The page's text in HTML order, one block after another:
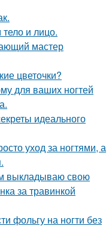
и лицо.
мастер
цветочки?
для ваших ногтей
идеального
уход за ногтями, а
выкладываю свою
за травинкой
фольгу на ногти без